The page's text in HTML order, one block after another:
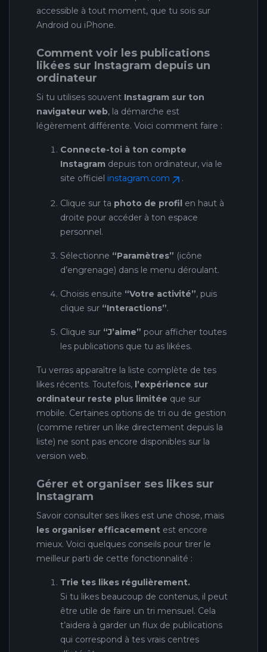
accessible à tout moment, que tu sois sur
Android ou iPhone.
Comment voir les publications
likées sur Instagram depuis un
ordinateur
Si tu utilises souvent Instagram sur ton
navigateur web, la démarche est
légèrement différente. Voici comment faire :
Connecte-toi à ton compte
Instagram depuis ton ordinateur, via le
site officiel instagram.com .
Clique sur ta photo de profil en haut à
droite pour accéder à ton espace
personnel.
Sélectionne “Paramètres” (icône
d’engrenage) dans le menu déroulant.
Choisis ensuite “Votre activité”, puis
clique sur “Interactions”.
Clique sur “J’aime” pour afficher toutes
les publications que tu as likées.
Tu verras apparaître la liste complète de tes
likes récents. Toutefois, l’expérience sur
ordinateur reste plus limitée que sur
mobile. Certaines options de tri ou de gestion
(comme retirer un like directement depuis la
liste) ne sont pas encore disponibles sur la
version web.
Gérer et organiser ses likes sur
Instagram
Savoir consulter ses likes est une chose, mais
les organiser efficacement est encore
mieux. Voici quelques conseils pour tirer le
meilleur parti de cette fonctionnalité :
Trie tes likes régulièrement.
Si tu likes beaucoup de contenus, il peut
être utile de faire un tri mensuel. Cela
t’aidera à garder un flux de publications
qui correspond à tes vrais centres